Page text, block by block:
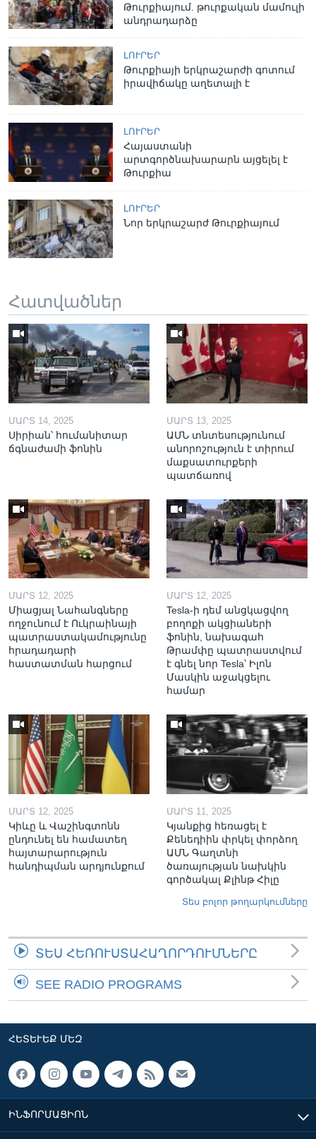
Թուրքիայում. թուրքական մամուլի
անդրադարձը
ԼՈՒՐԵՐ
Թուրքիայի երկրաշարժի գոտում
իրավիճակը աղետալի է
ԼՈՒՐԵՐ
Հայաստանի
արտգործնախարարն այցելել է
Թուրքիա
ԼՈՒՐԵՐ
Նոր երկրաշարժ Թուրքիայում
Հատվածներ
ՄԱՐՏ 14, 2025
Սիրիան՝ հումանիտար
ճգնաժամի ֆոնին
ՄԱՐՏ 13, 2025
ԱՄՆ տնտեսությունում
անորոշություն է տիրում
մաքսատուրքերի
պատճառով
ՄԱՐՏ 12, 2025
Միացյալ Նահանգները
ողջունում է Ուկրաինայի
պատրաստակամությունը
հրադադարի
հաստատման հարցում
ՄԱՐՏ 12, 2025
Tesla-ի դեմ անցկացվող
բողոքի ակցիաների
ֆոնին, նախագահ
Թրամփը պատրաստվում
է գնել նոր Tesla՝ Իլոն
Մասկին աջակցելու
համար
ՄԱՐՏ 12, 2025
Կիևը և Վաշինգտոնն
ընդունել են համատեղ
հայտարարություն
հանդիպման արդյունքում
ՄԱՐՏ 11, 2025
Կյանքից հեռացել է
Քենեդիին փրկել փորձող
ԱՄՆ Գաղտնի
ծառայության նախկին
գործակալ Քլինթ Հիլը
Տես բոլոր թողարկումները
ՏԵՍ ՀԵՌՈՒՍՏԱՀԱՂՈՐԴՈՒՄՆԵՐԸ
SEE RADIO PROGRAMS
ՀԵՏԵՒԵՔ ՄԵԶ
ԻՆՖՈՐՄԱՑԻՈՆ